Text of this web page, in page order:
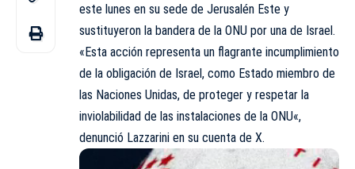
este lunes en su sede de Jerusalén Este y
sustituyeron la bandera de la ONU por una de Israel.
«Esta acción representa un flagrante incumplimiento
de la obligación de Israel, como Estado miembro de
las Naciones Unidas, de proteger y respetar la
inviolabilidad de las instalaciones de la ONU«,
denunció Lazzarini en su cuenta de X.